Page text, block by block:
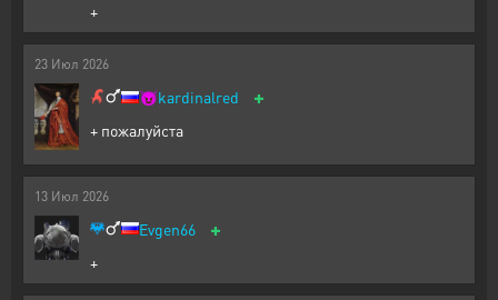
+
23 Июл 2026
😈kardinalred +
+ пожалуйста
13 Июл 2026
Evgen66 +
+